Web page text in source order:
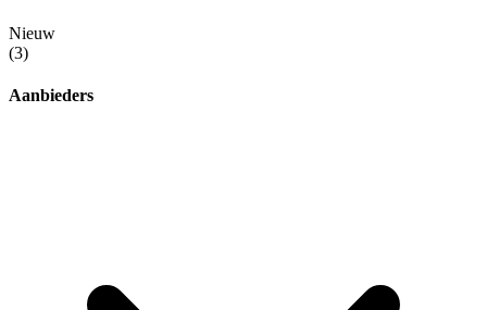
Nieuw
(3)
Aanbieders